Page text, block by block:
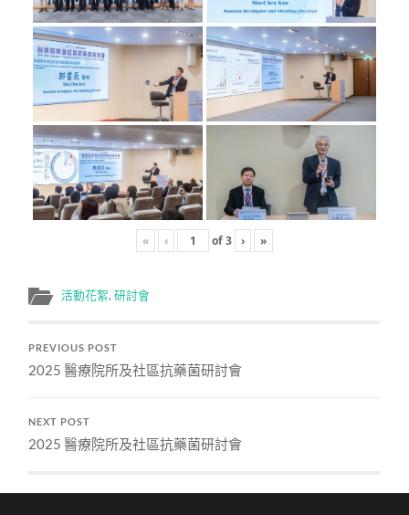
« ‹ of3 › »
活動花絮,研討會
PREVIOUS POST
2025 醫療院所及社區抗藥菌研討會
NEXT POST
2025 醫療院所及社區抗藥菌研討會